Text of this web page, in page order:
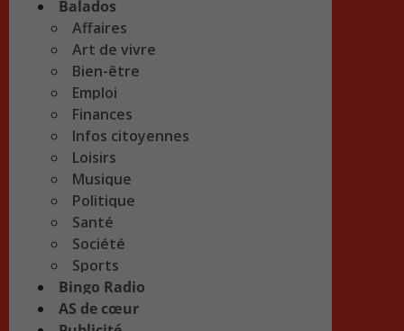
Balados
Affaires
Art de vivre
Bien-être
Emploi
Finances
Infos citoyennes
Loisirs
Musique
Politique
Santé
Société
Sports
Bingo Radio
AS de cœur